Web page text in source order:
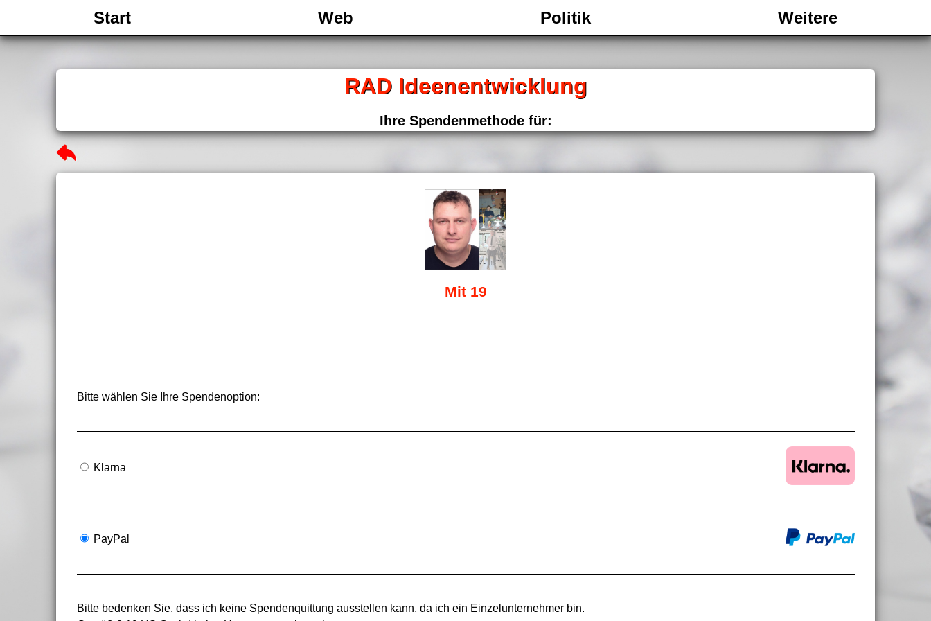
Start Web Politik Weitere
RAD Ideenentwicklung
Ihre Spendenmethode für:
Mit 19
Bitte wählen Sie Ihre Spendenoption:
Klarna
PayPal
Bitte bedenken Sie, dass ich keine Spendenquittung ausstellen kann, da ich ein Einzelunternehmer bin.